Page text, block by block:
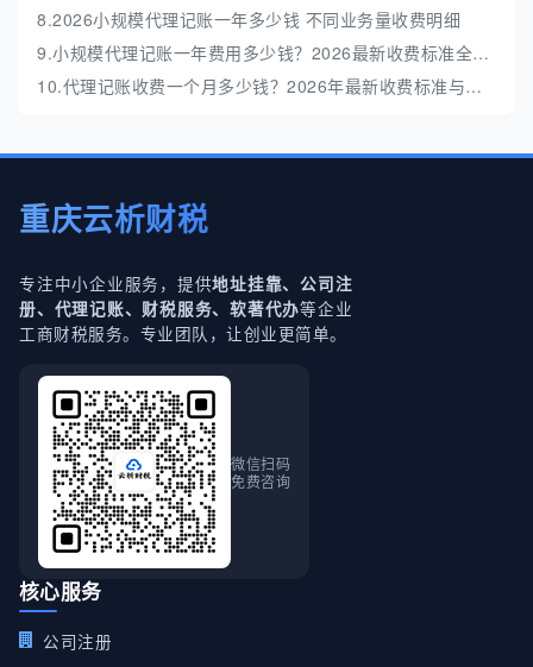
8.2026小规模代理记账一年多少钱 不同业务量收费明细
9.小规模代理记账一年费用多少钱？2026最新收费标准全解析
10.代理记账收费一个月多少钱？2026年最新收费标准与避坑指南
重庆云析财税
专注中小企业服务，提供地址挂靠、公司注
册、代理记账、财税服务、软著代办等企业
工商财税服务。专业团队，让创业更简单。
微信扫码
免费咨询
核心服务
公司注册